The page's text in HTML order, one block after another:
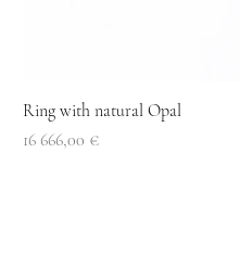
Ring with natural Opal
Price
16 666,00 €